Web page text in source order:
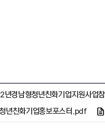
경남형청년친화기업지원사업
년친화기업홍보포스터.pdf